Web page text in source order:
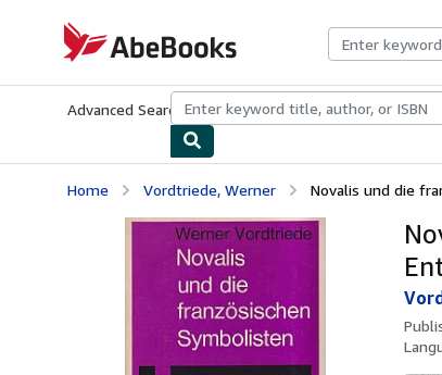
AbeBooks.com
Advanced Search Browse CollectionsRare BooksArt &
Home Vordtriede, Werner Novalis und die